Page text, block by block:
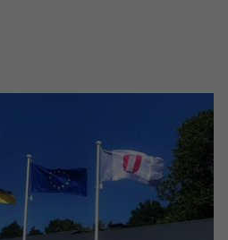
Projekti
Mediju atbalsta fonds
Zivju fonds